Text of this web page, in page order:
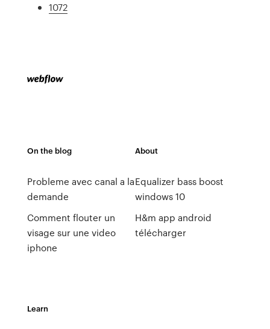
1072
On the blog
Probleme avec canal a la
demande
Comment flouter un
visage sur une video
iphone
About
Equalizer bass boost
windows 10
H&m app android
télécharger
Learn